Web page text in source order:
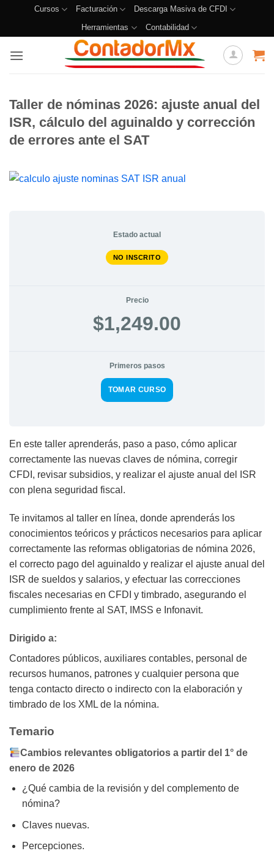
Cursos Facturación
Descarga Masiva de CFDI
Herramientas
Contabilidad
Taller de nóminas 2026: ajuste anual del
ISR, cálculo del aguinaldo y corrección
de errores ante el SAT
Estado actual
NO INSCRITO
Precio
$1,249.00
Primeros pasos
TOMAR CURSO
En este taller aprenderás, paso a paso, cómo aplicar
correctamente las nuevas claves de nómina, corregir
CFDI, revisar subsidios, y realizar el ajuste anual del ISR
con plena seguridad fiscal.
Te invitamos al taller en línea, donde aprenderás los
conocimientos teóricos y prácticos necesarios para aplicar
correctamente las reformas obligatorias de nómina 2026,
el correcto pago del aguinaldo y realizar el ajuste anual del
ISR de sueldos y salarios, y efectuar las correcciones
fiscales necesarias en CFDI y timbrado, asegurando el
cumplimiento frente al SAT, IMSS e Infonavit.
Dirigido a:
Contadores públicos, auxiliares contables, personal de
recursos humanos, patrones y cualquier persona que
tenga contacto directo o indirecto con la elaboración y
timbrado de los XML de la nómina.
Temario
Cambios relevantes obligatorios a partir del 1° de
enero de 2026
¿Qué cambia de la revisión y del complemento de
nómina?
Claves nuevas.
Percepciones.